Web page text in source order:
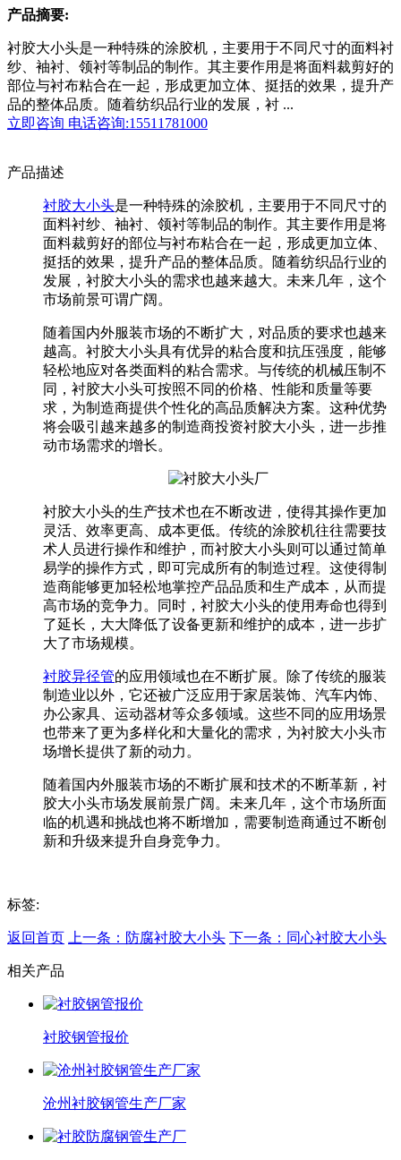
产品摘要:
衬胶大小头是一种特殊的涂胶机，主要用于不同尺寸的面料衬
纱、袖衬、领衬等制品的制作。其主要作用是将面料裁剪好的
部位与衬布粘合在一起，形成更加立体、挺括的效果，提升产
品的整体品质。随着纺织品行业的发展，衬 ...
立即咨询 电话咨询:15511781000
产品描述
衬胶大小头是一种特殊的涂胶机，主要用于不同尺寸的
面料衬纱、袖衬、领衬等制品的制作。其主要作用是将
面料裁剪好的部位与衬布粘合在一起，形成更加立体、
挺括的效果，提升产品的整体品质。随着纺织品行业的
发展，衬胶大小头的需求也越来越大。未来几年，这个
市场前景可谓广阔。
随着国内外服装市场的不断扩大，对品质的要求也越来
越高。衬胶大小头具有优异的粘合度和抗压强度，能够
轻松地应对各类面料的粘合需求。与传统的机械压制不
同，衬胶大小头可按照不同的价格、性能和质量等要
求，为制造商提供个性化的高品质解决方案。这种优势
将会吸引越来越多的制造商投资衬胶大小头，进一步推
动市场需求的增长。
衬胶大小头的生产技术也在不断改进，使得其操作更加
灵活、效率更高、成本更低。传统的涂胶机往往需要技
术人员进行操作和维护，而衬胶大小头则可以通过简单
易学的操作方式，即可完成所有的制造过程。这使得制
造商能够更加轻松地掌控产品品质和生产成本，从而提
高市场的竞争力。同时，衬胶大小头的使用寿命也得到
了延长，大大降低了设备更新和维护的成本，进一步扩
大了市场规模。
衬胶异径管的应用领域也在不断扩展。除了传统的服装
制造业以外，它还被广泛应用于家居装饰、汽车内饰、
办公家具、运动器材等众多领域。这些不同的应用场景
也带来了更为多样化和大量化的需求，为衬胶大小头市
场增长提供了新的动力。
随着国内外服装市场的不断扩展和技术的不断革新，衬
胶大小头市场发展前景广阔。未来几年，这个市场所面
临的机遇和挑战也将不断增加，需要制造商通过不断创
新和升级来提升自身竞争力。
标签:
返回首页 上一条：防腐衬胶大小头 下一条：同心衬胶大小头
相关产品
衬胶钢管报价
沧州衬胶钢管生产厂家